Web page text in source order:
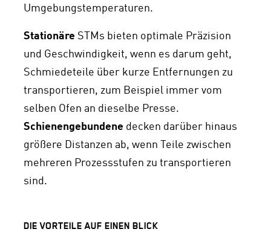
Umgebungstemperaturen.
Stationäre STMs bieten optimale Präzision
und Geschwindigkeit, wenn es darum geht,
Schmiedeteile über kurze Entfernungen zu
transportieren, zum Beispiel immer vom
selben Ofen an dieselbe Presse.
Schienengebundene decken darüber hinaus
größere Distanzen ab, wenn Teile zwischen
mehreren Prozessstufen zu transportieren
sind.
DIE VORTEILE AUF EINEN BLICK